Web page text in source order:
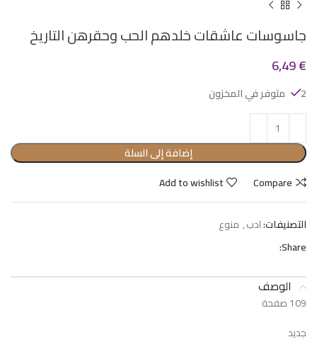
جاسوسات عاشقات خلدهم الحب وحقرهن التاريخ
6,49€
2 متوفر في المخزون
إضافة إلى السلة
Compare
Add to wishlist
التصنيفات:ادب, منوع
Share:
الوصف
109 صفحة
جديد